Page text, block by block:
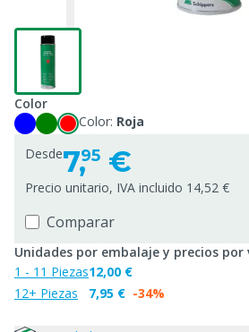
Color
Color: Roja
Desde7,95 €
Precio unitario, IVA incluido 14,52 €
Comparar
Unidades por embalaje y precios por
1 - 11 Piezas
12+ Piezas
12,00 €
7,95 € -34%